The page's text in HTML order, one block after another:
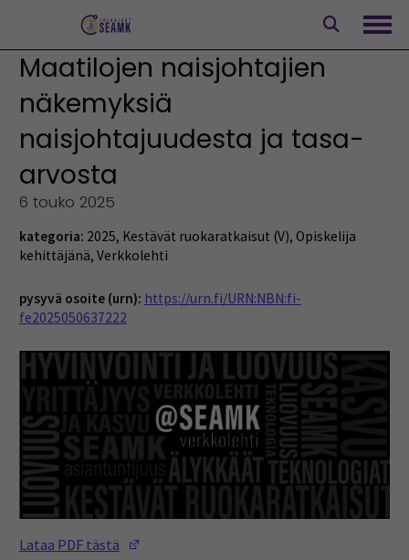
Maatilojen naisjohtajien
näkemyksiä
naisjohtajuudesta ja tasa-
arvosta
6 touko 2025
kategoria: 2025, Kestävät ruokaratkaisut (V), Opiskelija
kehittäjänä, Verkkolehti
pysyvä osoite (urn): https://urn.fi/URN:NBN:fi-
fe2025050637222
Lataa PDF tästä